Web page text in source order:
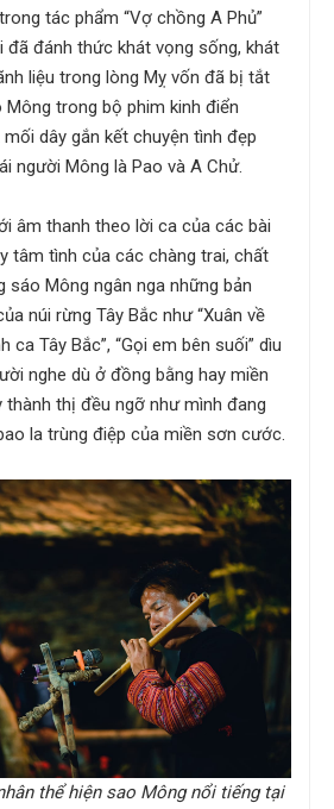
tác phẩm “Vợ chồng A Phủ”
đã đánh thức khát vọng sống, khát
liệu trong lòng Mỵ vốn đã bị tắt
trong bộ phim kinh điển
mối dây gắn kết chuyện tình đẹp
người Mông là Pao và A Chử.
âm thanh theo lời ca của các bài
tâm tình của các chàng trai, chất
sáo Mông ngân nga những bản
núi rừng Tây Bắc như “Xuân về
ca Tây Bắc”, “Gọi em bên suối” dìu
nghe dù ở đồng bằng hay miền
thành thị đều ngỡ như mình đang
la trùng điệp của miền sơn cước.
thể hiện sao Mông nổi tiếng tại